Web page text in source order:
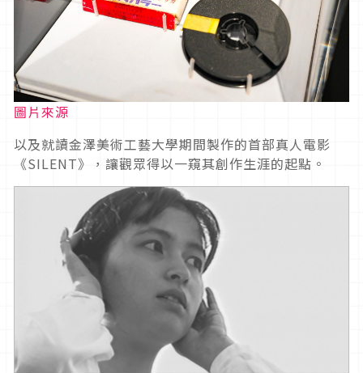
圖片來源
以及就讀金澤美術工藝大學期間製作的首部真人電影
《SILENT》，讓觀眾得以一窺其創作生涯的起點。